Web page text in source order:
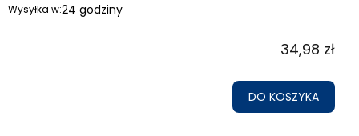
Wysyłka w:24 godziny
34,98 zł
DO KOSZYKA